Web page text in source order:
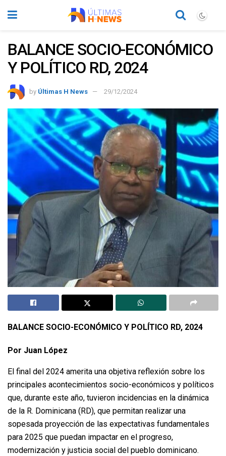
BALANCE SOCIO-ECONÓMICO
Y POLÍTICO RD, 2024
by Últimas H News 29/12/2024
BALANCE SOCIO-ECONÓMICO Y POLÍTICO RD, 2024
Por Juan López
El final del 2024 amerita una objetiva reflexión sobre los
principales acontecimientos socio-económicos y políticos
que, durante este año, tuvieron incidencias en la dinámica
de la R. Dominicana (RD), que permitan realizar una
sopesada proyección de las expectativas fundamentales
para 2025 que puedan impactar en el progreso,
modernización y justicia social del pueblo dominicano.